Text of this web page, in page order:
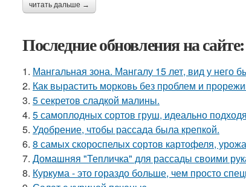
читать дальше →
Последние обновления на сайте:
1. Мангальная зона. Мангалу 15 лет, вид у него
2. Как вырастить морковь без проблем и
3. 5 секретов сладкой малины.
4. 5 самоплодных сортов груш, идеально
5. Удобрение, чтобы рассада была крепкoй.
6. 8 самых скороспелых сортов картофеля,
7. Домашняя "Тепличка" для рассады своими
8. Куркума - это гораздо больше, чем просто